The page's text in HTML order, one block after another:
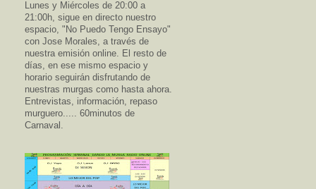
Lunes y Miércoles de 20:00 a
21:00h, sigue en directo nuestro
espacio, "No Puedo Tengo Ensayo"
con Jose Morales, a través de
nuestra emisión online. El resto de
días, en ese mismo espacio y
horario seguirán disfrutando de
nuestras murgas como hasta ahora.
Entrevistas, información, repaso
murguero..... 60minutos de
Carnaval.